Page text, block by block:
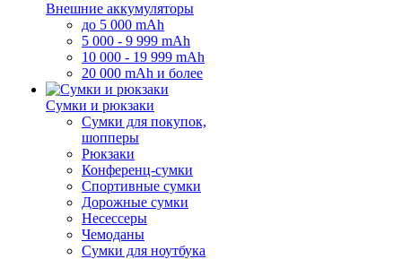
Внешние аккумуляторы
до 5 000 mAh
5 000 - 9 999 mAh
10 000 - 19 999 mAh
20 000 mAh и более
Сумки и рюкзаки
Сумки для покупок,
шопперы
Рюкзаки
Конференц-сумки
Спортивные сумки
Дорожные сумки
Несессеры
Чемоданы
Сумки для ноутбука